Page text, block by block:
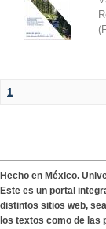
(
1
Hecho en México.
Este es un portal
distintos sitios web,
los textos como de